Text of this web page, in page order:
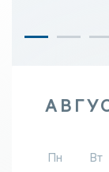
Пн Вт